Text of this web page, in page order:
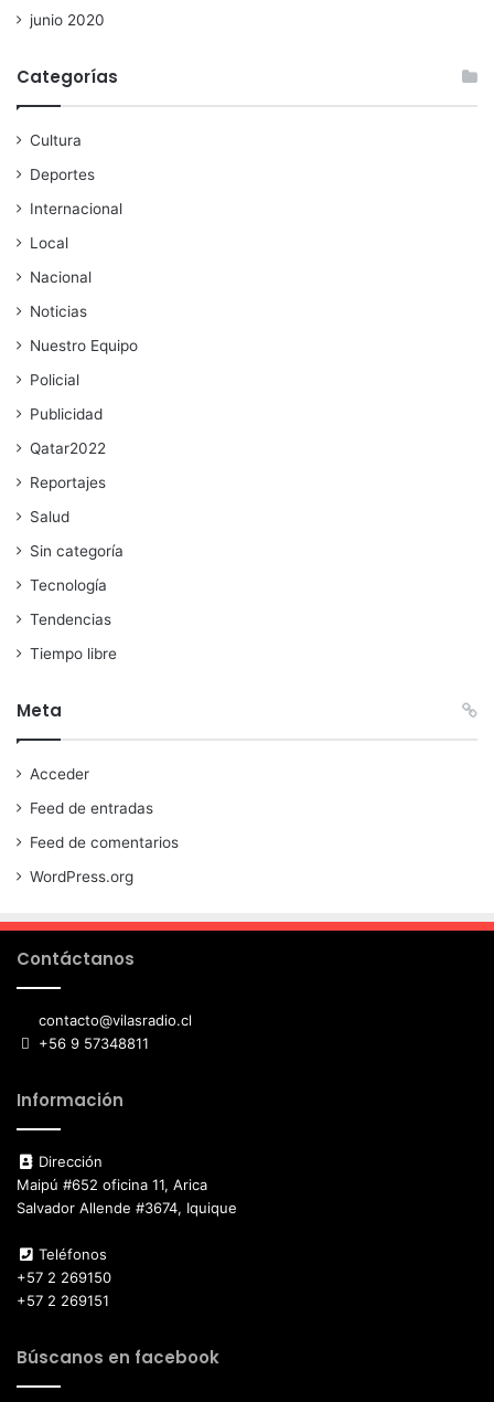
junio 2020
Categorías
Cultura
Deportes
Internacional
Local
Nacional
Noticias
Nuestro Equipo
Policial
Publicidad
Qatar2022
Reportajes
Salud
Sin categoría
Tecnología
Tendencias
Tiempo libre
Meta
Acceder
Feed de entradas
Feed de comentarios
WordPress.org
Contáctanos
contacto@vilasradio.cl
+56 9 57348811
Información
Dirección
Maipú #652 oficina 11, Arica
Salvador Allende #3674, Iquique
Teléfonos
+57 2 269150
+57 2 269151
Búscanos en facebook